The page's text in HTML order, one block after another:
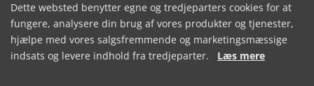
talerstol, selv om det måske kun var ment som en betinget
dom…”
Kort tid efter blev den fulgt op i den borgerlige avis
Berlingske Tidende, hvor redaktør Tage F. Mortensen blandt
Dette websted benytter egne og tredjeparters cookies for at
fungere, analysere din brug af vores produkter og tjenester,
hjælpe med vores salgsfremmende og marketingsmæssige
indsats og levere indhold fra tredjeparter. Læs mere